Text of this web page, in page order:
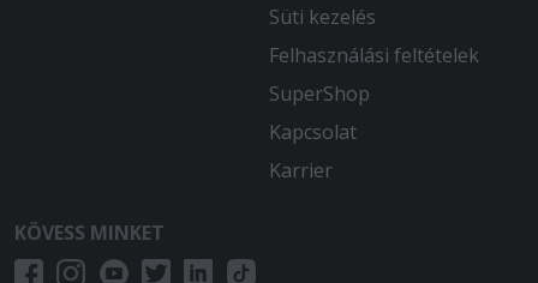
Süti kezelés
Felhasználási feltételek
SuperShop
Kapcsolat
Karrier
KÖVESS MINKET